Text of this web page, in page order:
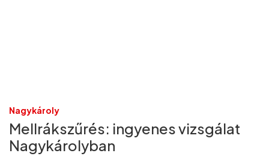
Nagykároly
Mellrákszűrés: ingyenes vizsgálat
Nagykárolyban